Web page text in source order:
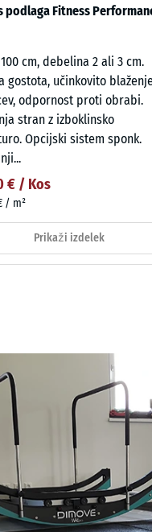
cm, debelina 2 ali 3 cm.
gostota, učinkovito
odpornost proti obrabi.
stran z izboklinsko
Opcijski sistem sponk.
€ / Kos
/ m²
Prikaži izdelek